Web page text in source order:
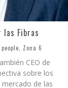
las Fibras
Zona 6
CEO de
sobre los
de las